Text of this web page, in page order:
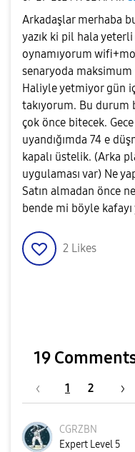
Arkadaşlar merhaba
yazık ki pil hala
oynamıyorum
senaryoda
Haliyle yetmiyor gün
takıyorum. Bu durum
çok önce bitecek.
uyandığımda 74 e
kapalı üstelik. (Arka
uygulaması var) Ne
Satın almadan önce
bende mi böyle
2 Likes
19
1 2
CGRZBN
Expert Level 5